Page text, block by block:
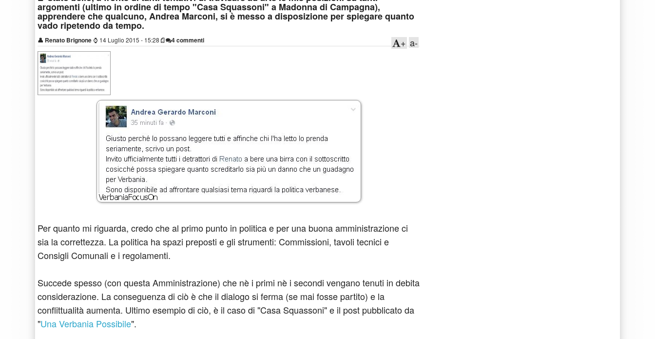
argomenti (ultimo in ordine di tempo "Casa Squassoni" a Madonna di Campagna),
apprendere che qualcuno, Andrea Marconi, si è messo a disposizione per spiegare quanto
vado ripetendo da tempo.
👤 Renato Brignone ⌚ 14 Luglio 2015 - 15:28 4 commenti a-
+
Per quanto mi riguarda, credo che al primo punto in politica e per una buona amministrazione ci
sia la correttezza. La politica ha spazi preposti e gli strumenti: Commissioni, tavoli tecnici e
Consigli Comunali e i regolamenti.
Succede spesso (con questa Amministrazione) che nè i primi nè i secondi vengano tenuti in debita
considerazione. La conseguenza di ciò è che il dialogo si ferma (se mai fosse partito) e la
conflittualità aumenta. Ultimo esempio di ciò, è il caso di "Casa Squassoni" e il post pubblicato da
"Una Verbania Possibile".